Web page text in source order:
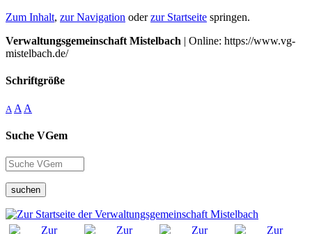
Zum Inhalt, zur Navigation oderzur Startseite springen.
Verwaltungsgemeinschaft Mistelbach | Online: https://www.vg-
mistelbach.de/
Schriftgröße
A A A
Suche VGem
suchen